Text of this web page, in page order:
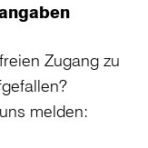
Zugang zu
melden: